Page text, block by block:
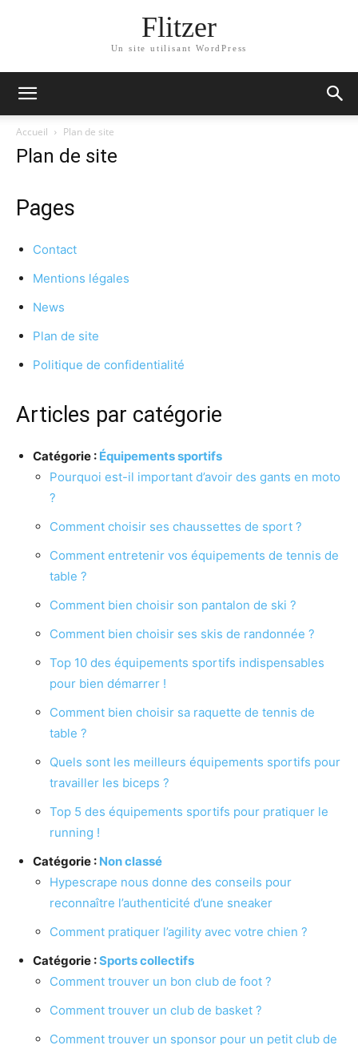
Flitzer
Un site utilisant WordPress
Accueil Plan de site
Plan de site
Pages
Contact
Mentions légales
News
Plan de site
Politique de confidentialité
Articles par catégorie
Catégorie : Équipements sportifs
Pourquoi est-il important d’avoir des gants en moto
?
Comment choisir ses chaussettes de sport ?
Comment entretenir vos équipements de tennis de
table ?
Comment bien choisir son pantalon de ski ?
Comment bien choisir ses skis de randonnée ?
Top 10 des équipements sportifs indispensables
pour bien démarrer !
Comment bien choisir sa raquette de tennis de
table ?
Quels sont les meilleurs équipements sportifs pour
travailler les biceps ?
Top 5 des équipements sportifs pour pratiquer le
running !
Catégorie : Non classé
Hypescrape nous donne des conseils pour
reconnaître l’authenticité d’une sneaker
Comment pratiquer l’agility avec votre chien ?
Catégorie :Sports collectifs
Comment trouver un bon club de foot ?
Comment trouver un club de basket ?
Comment trouver un sponsor pour un petit club de